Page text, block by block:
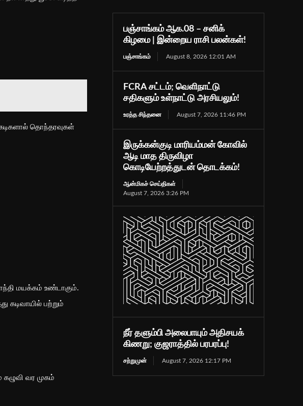
கடிகளால் தொந்தரவுகள்
மயக்கம் உண்டாகும்.
கடிவாயில் பற்றும்
வர முகம்
பஞ்சாங்கம் ஆக.08 – சனிக்
கிழமை | இன்றைய ராசி பலன்கள்!
பஞ்சாங்கம் August 8, 2026 12:01 AM
FCRA சட்டம்; வெளிநாட்டு
சதிகளும் உள்நாட்டு அரசியலும்!
உரத்த சிந்தனை August 7, 2026 11:46 PM
இருக்கன்குடி மாரியம்மன் கோவில்
ஆடி மாத திருவிழா
கொடியேற்றத்துடன் தொடக்கம்!
ஆன்மிகச் செய்திகள்
August 7, 2026 3:26 PM
நீர் தளும்பி அலைபாயும் அதிசயக்
கிணறு; குஜராத்தில் பரபரப்பு!
சற்றுமுன் August 7, 2026 12:17 PM